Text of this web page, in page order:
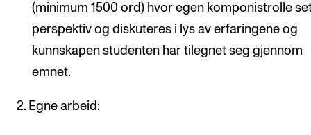
(minimum 1500 ord) hvor egen komponistrolle
perspektiv og diskuteres i lys av erfaringene og
kunnskapen studenten har tilegnet seg gjennom
emnet.
2. Egne arbeid: